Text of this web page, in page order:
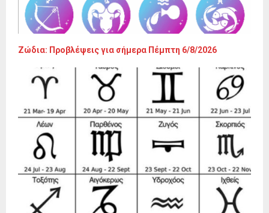
Ζώδια: Προβλέψεις για σήμερα Πέμπτη 6/8/2026